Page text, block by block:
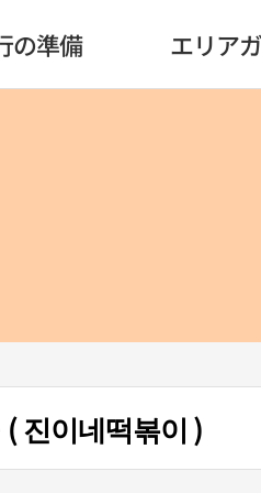
の準備 エリア
진이네떡볶이 )